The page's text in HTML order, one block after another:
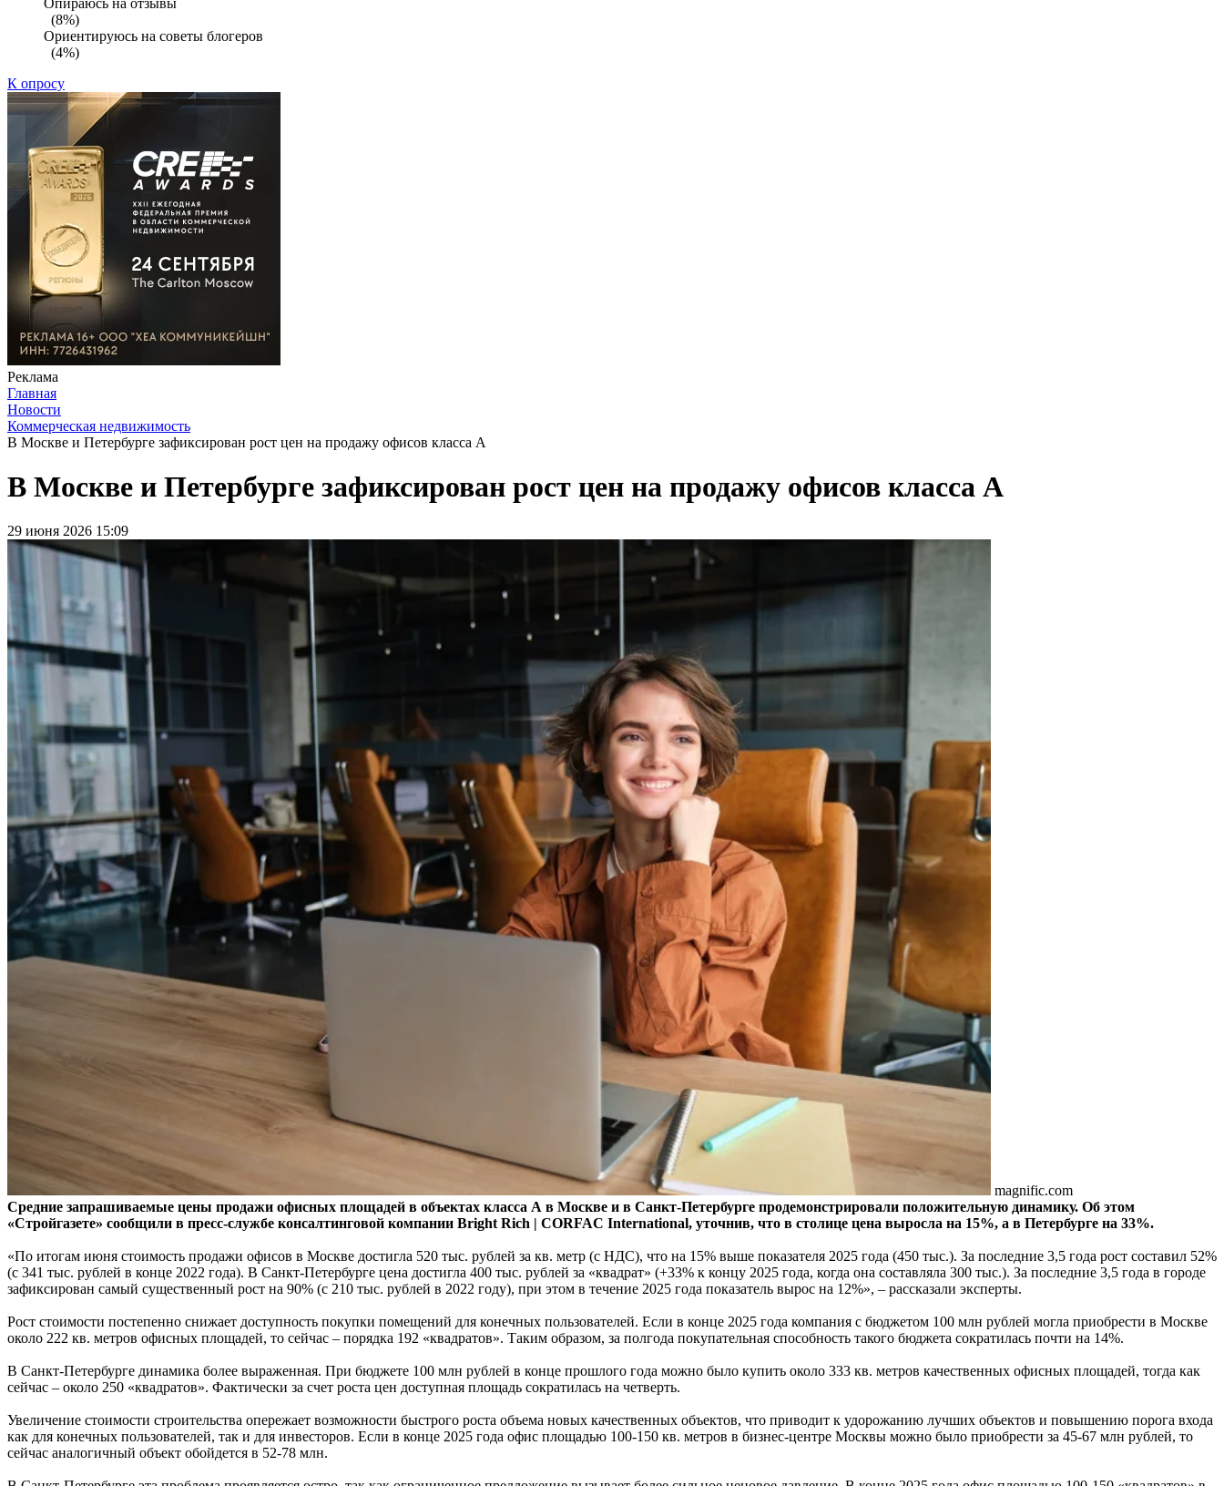
(8%)
Ориентируюсь на советы блогеров
(4%)
К опросу
Реклама
Главная
Новости
Коммерческая недвижимость
В Москве и Петербурге зафиксирован рост цен на продажу офисов класса А
В Москве и Петербурге зафиксирован рост цен на продажу офисов класса А
29 июня 2026 15:09
magnific.com
Средние запрашиваемые цены продажи офисных площадей в объектах класса А в Москве и в Санкт-Петербурге продемонстрировали положительную динамику. Об этом
«Стройгазете» сообщили в пресс-службе консалтинговой компании Bright Rich | CORFAC International, уточнив, что в столице цена выросла на 15%, а в Петербурге на 33%.
«По итогам июня стоимость продажи офисов в Москве достигла 520 тыс. рублей за кв. метр (с НДС), что на 15% выше показателя 2025 года (450 тыс.). За последние 3,5 года рост составил 52%
(с 341 тыс. рублей в конце 2022 года). В Санкт-Петербурге цена достигла 400 тыс. рублей за «квадрат» (+33% к концу 2025 года, когда она составляла 300 тыс.). За последние 3,5 года в городе
зафиксирован самый существенный рост на 90% (с 210 тыс. рублей в 2022 году), при этом в течение 2025 года показатель вырос на 12%», – рассказали эксперты.
Рост стоимости постепенно снижает доступность покупки помещений для конечных пользователей. Если в конце 2025 года компания с бюджетом 100 млн рублей могла приобрести в Москве
около 222 кв. метров офисных площадей, то сейчас – порядка 192 «квадратов». Таким образом, за полгода покупательная способность такого бюджета сократилась почти на 14%.
В Санкт-Петербурге динамика более выраженная. При бюджете 100 млн рублей в конце прошлого года можно было купить около 333 кв. метров качественных офисных площадей, тогда как
сейчас – около 250 «квадратов». Фактически за счет роста цен доступная площадь сократилась на четверть.
Увеличение стоимости строительства опережает возможности быстрого роста объема новых качественных объектов, что приводит к удорожанию лучших объектов и повышению порога входа
как для конечных пользователей, так и для инвесторов. Если в конце 2025 года офис площадью 100-150 кв. метров в бизнес-центре Москвы можно было приобрести за 45-67 млн рублей, то
сейчас аналогичный объект обойдется в 52-78 млн.